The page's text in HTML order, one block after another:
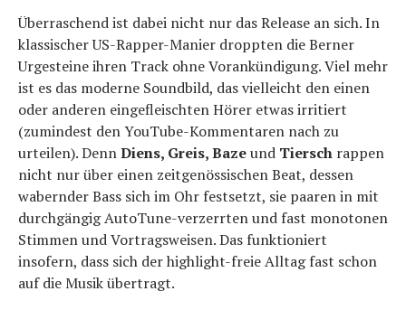
Überraschend ist dabei nicht nur das Release an sich. In
klassischer US-Rapper-Manier droppten die Berner
Urgesteine ihren Track ohne Vorankündigung. Viel mehr
ist es das moderne Soundbild, das vielleicht den einen
oder anderen eingefleischten Hörer etwas irritiert
(zumindest den YouTube-Kommentaren nach zu
urteilen). DennDiens, Greis, Bazeund Tiersch rappen
nicht nur über einen zeitgenössischen Beat, dessen
wabernder Bass sich im Ohr festsetzt, sie paaren in mit
durchgängig AutoTune-verzerrten und fast monotonen
Stimmen und Vortragsweisen. Das funktioniert
insofern, dass sich der highlight-freie Alltag fast schon
auf die Musik übertragt.